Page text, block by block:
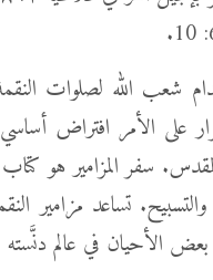
شعب الله لصلوات
على الأمر افتراض
سفر المزامير هو كتاب
تساعد مزامير
الأحيان في عالم دنَّسته